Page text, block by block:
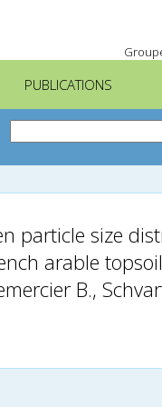
PUBLICATIONS
particle size
arable
B.,